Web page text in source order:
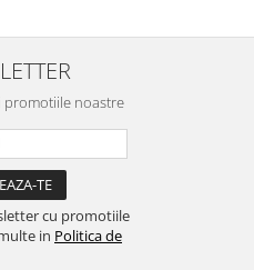
promotiile noastre
cu promotiile
in Politica de